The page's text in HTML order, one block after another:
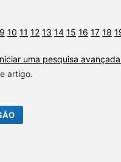
9 10 11 12 13 14 15 16 17 18
uma pesquisa
artigo.